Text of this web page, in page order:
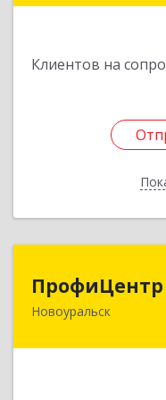
Клиентов на
Новоуральск
624133,